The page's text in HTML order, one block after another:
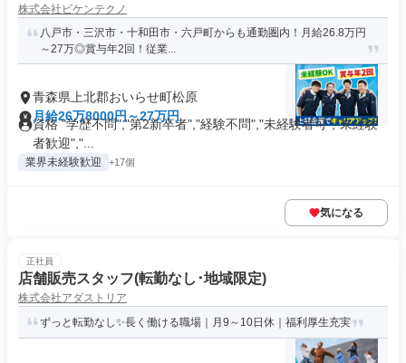
株式会社ビケンテクノ
八戸市・三沢市・十和田市・六戸町からも通勤圏内！月給26.8万円
～27万◎賞与年2回！従業...
青森県上北郡おいらせ町松原
月給26万8000円～27万円
資格 "学歴不問","第2新卒者","経験不問","未経験者可","未経験
者歓迎","...
業界未経験歓迎 +17個
気になる
正社員
店舗販売スタッフ(転勤なし･地域限定)
株式会社アダストリア
ずっと転勤なし✨長く働ける職場｜月9～10日休｜福利厚生充実